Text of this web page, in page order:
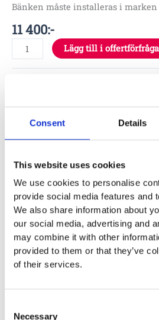
Consent Details
This website uses cookies
We use cookies to personalise
provide social media features and
We also share information about
our social media, advertising and
may combine it with other
provided to them or that they’ve
of their services.
Necessary
Bänken måste installeras i
11 400:-
Lägg till i
Monteringstid
Fundament
Material